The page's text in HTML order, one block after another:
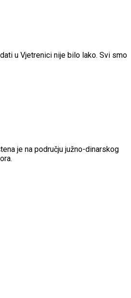
u Vjetrenici nije bilo lako. Svi smo
je na području južno-dinarskog